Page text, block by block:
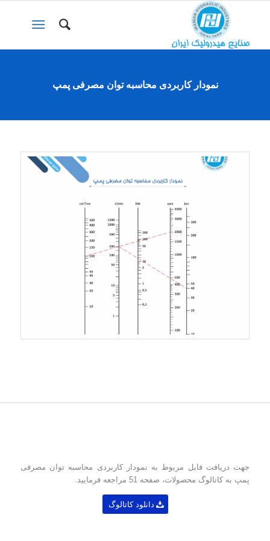
نمودار کاربردی محاسبه توان مصرفی پمپ
جهت دریافت فایل مربوط به نمودار کاربردی محاسبه توان مصرفی
پمپ به کاتالوگ محصولات، صفحه 51 مراجعه فرمایید.
دانلود کاتالوگ